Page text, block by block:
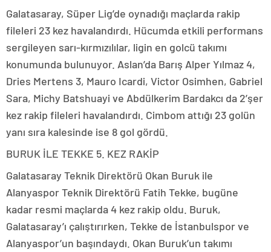
Galatasaray, Süper Lig’de oynadığı maçlarda rakip
fileleri 23 kez havalandırdı. Hücumda etkili performans
sergileyen sarı-kırmızılılar, ligin en golcü takımı
konumunda bulunuyor. Aslan’da Barış Alper Yılmaz 4,
Dries Mertens 3, Mauro Icardi, Victor Osimhen, Gabriel
Sara, Michy Batshuayi ve Abdülkerim Bardakcı da 2’şer
kez rakip fileleri havalandırdı. Cimbom attığı 23 golün
yanı sıra kalesinde ise 8 gol gördü.
BURUK İLE TEKKE 5. KEZ RAKİP
Galatasaray Teknik Direktörü Okan Buruk ile
Alanyaspor Teknik Direktörü Fatih Tekke, bugüne
kadar resmi maçlarda 4 kez rakip oldu. Buruk,
Galatasaray’ı çalıştırırken, Tekke de İstanbulspor ve
Alanyaspor’un başındaydı. Okan Buruk’un takımı